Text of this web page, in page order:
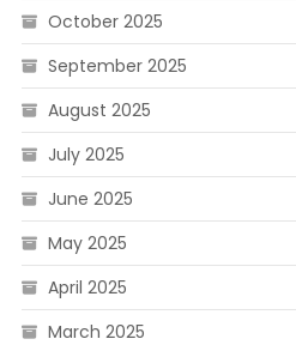
October 2025
September 2025
August 2025
July 2025
June 2025
May 2025
April 2025
March 2025